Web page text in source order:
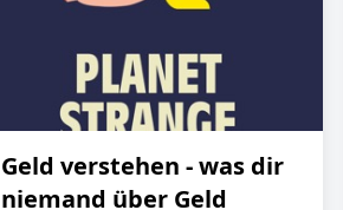
Geld verstehen - was dir
niemand über Geld